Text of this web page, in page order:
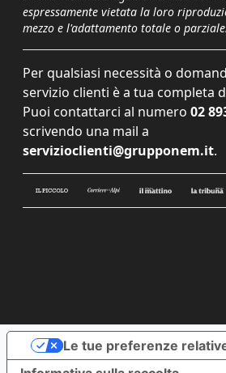
espressamente vietata la loro
mezzo e l'adattamento totale o parziale.
Per qualsiasi necessità o
servizio clienti è a tua completa
Puoi contattarci al numero 02
scrivendo una mail a
servizioclienti@grupponem.it.
Le tue preferenze